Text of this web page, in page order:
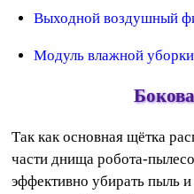
Выходной воздушный
Модуль влажной уборки
Так как основная щётка
части днища робота-
эффективно убирать пыль